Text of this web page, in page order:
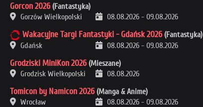
Gorcon 2026 (Fantastyka)
Gorzów Wielkopolski
08.08.2026 - 09.08.2026
Wakacyjne Targi Fantastyki - Gdańsk 2026 (Fantastyka)
Gdańsk
08.08.2026 - 09.08.2026
Grodziski MiniKon 2026 (Mieszane)
Grodzisk Wielkopolski
08.08.2026
Tomicon by Namicon 2026 (Manga & Anime)
Wrocław
08.08.2026 - 09.08.2026